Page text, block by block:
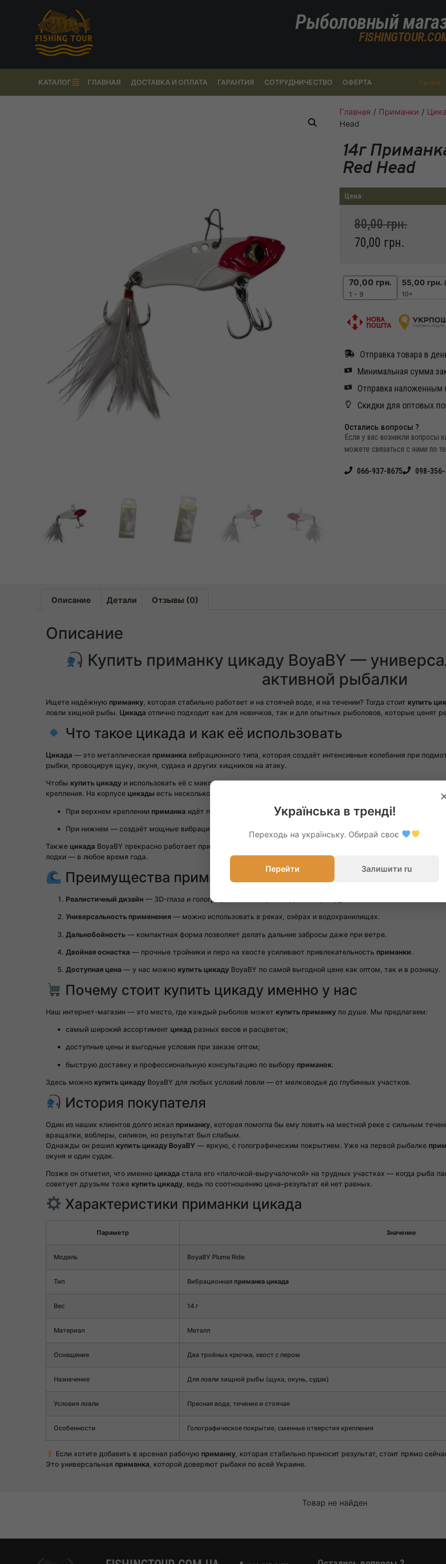
Рыболовный
Русский
КАТАЛОГ ГЛАВНАЯ ДОСТАВКА И ОПЛАТА ГАРАНТИЯ СОТРУДНИЧЕСТВО ОФЕРТА
Главная / Приманки /
Head
14г
Red Head
Цена:
80,00грн.
70,00 грн.
70,00 грн.
1 - 9
55,00 грн.
10+
Отправка товара в
Минимальная сумма
Отправка наложенным
Скидки для оптовых
Остались вопросы ?
Если у вас возникли вопросы
можете связаться с нами по
066-937-8675 098-
Описание Детали Отзывы (0)
Описание
Купить приманку цикаду BoyaBY —
активной рыбалки
Ищете надёжную приманку, которая стабильно работает и на стоячей воде, и на течении? Тогда стоит купить
ловли хищной рыбы. Цикада отлично подходит как для новичков, так и для опытных рыболовов, которые ценят
Что такое цикада и как её использовать
Цикада — это металлическая приманка вибрационного типа, которая создаёт интенсивные колебания при
рыбки, провоцируя щуку, окуня, судака и других хищников на атаку.
Чтобы купить цикаду и использовать её с максимальной эффективностью, важно знать простое правило: игра
крепления. На корпусе цикады есть несколько отверстий — они позволяют регулировать амплитуду колебаний.
При верхнем креплении приманка идёт плавнее, имитируя спокойную рыбу.
При нижнем — создаёт мощные вибрации и подходит для активной ловли.
Также цикада BoyaBY прекрасно работает при равномерной проводке, твичинге и ступенчатом подъёме со дна.
лодки — в любое время года.
Преимущества приманки цикады BoyaBY
Реалистичный дизайн — 3D-глаза и голографическое покрытие делают максимально похожей на
Универсальность применения — можно использовать в реках, озёрах и водохранилищах.
Дальнобойность — компактная форма позволяет делать дальние забросы даже при ветре.
Двойная оснастка — прочные тройники и перо на хвосте усиливают привлекательность приманки.
Доступная цена — у нас можно купить цикаду BoyaBY по самой выгодной цене как оптом, так и в розницу.
Почему стоит купить цикаду именно у нас
Наш интернет-магазин — это место, где каждый рыболов может купить приманку по душе. Мы предлагаем:
самый широкий ассортимент цикад разных весов и расцветок;
доступные цены и выгодные условия при заказе оптом;
быструю доставку и профессиональную консультацию по выбору приманок.
Здесь можно купить цикаду BoyaBY для любых условий ловли — от мелководья до глубинных участков.
История покупателя
Один из наших клиентов долго искал приманку, которая помогла бы ему ловить на местной реке с сильным
вращалки, воблеры, силикон, но результат был слабым.
Однажды он решил купить цикаду BoyaBY — яркую, с голографическим покрытием. Уже на первой рыбалке
окуня и один судак.
Позже он отметил, что именно цикада стала его «палочкой-выручалочкой» на трудных участках — когда рыба
советует друзьям тоже купить цикаду, ведь по соотношению цена–результат ей нет равных.
Характеристики приманки цикада
Параметр Значение
Модель BoyaBY Plume Ride
Тип Вибрационная приманка цикада
Вес 14 г
Материал Металл
Оснащение Два тройных крючка, хвост с пером
Назначение Для ловли хищной рыбы (щука, окунь, судак)
Условия ловли Пресная вода, течение и стоячая
Особенности Голографическое покрытие, сменные отверстия крепления
Если хотите добавить в арсенал рабочую приманку, которая стабильно приносит результат, стоит прямо
Это универсальная приманка, которой доверяют рыбаки по всей Украине.
Товар не найден
Українська в тренді!
Переходь на українську. Обирай своє
Перейти Залишити ru